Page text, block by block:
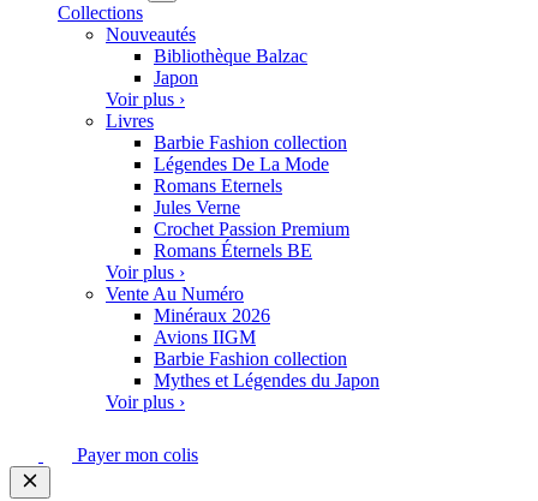
Collections
Nouveautés
Bibliothèque Balzac
Japon
Voir plus ›
Livres
Barbie Fashion collection
Légendes De La Mode
Romans Eternels
Jules Verne
Crochet Passion Premium
Romans Éternels BE
Voir plus ›
Vente Au Numéro
Minéraux 2026
Avions IIGM
Barbie Fashion collection
Mythes et Légendes du Japon
Voir plus ›
Payer mon colis